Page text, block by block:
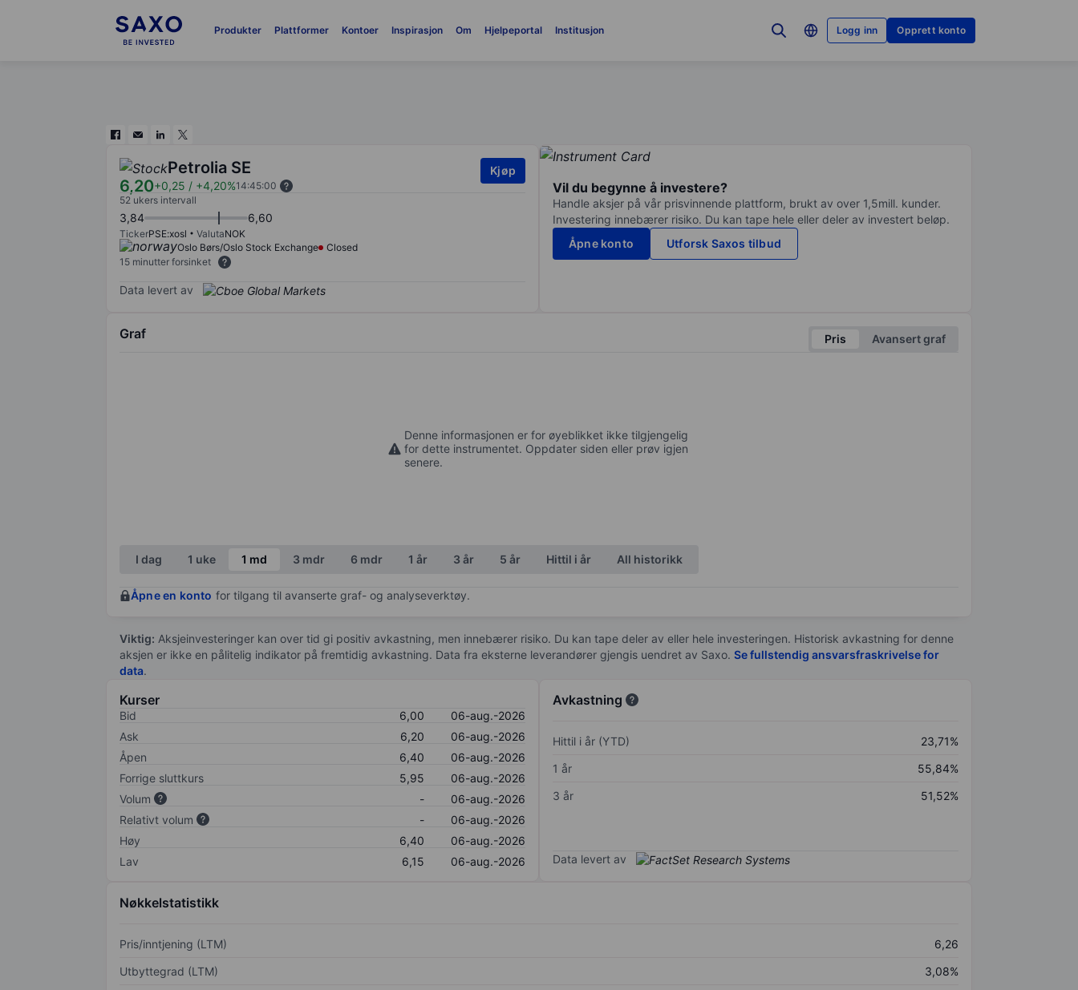
Produkter Plattformer Kontoer Inspirasjon Om Hjelpeportal Institusjon Logg inn Opprett konto
Petrolia SE
6,20+0,25 / +4,20%14:45:00
Kjøp
52 ukers intervall
3,84 6,60
TickerPSE:xosl ValutaNOK
Oslo Børs/Oslo Stock Exchange
Closed
15 minutter forsinket
Data levert av
Vil du begynne å investere?
Handle aksjer på vår prisvinnende plattform, brukt av over 1,5mill. kunder.
Investering innebærer risiko. Du kan tape hele eller deler av investert beløp.
Åpne konto
Utforsk Saxos tilbud
Graf Pris Avansert graf
Denne informasjonen er for øyeblikket ikke tilgjengelig
for dette instrumentet. Oppdater siden eller prøv igjen
senere.
I dag 1 uke 1 md 3 mdr 6 mdr 1 år 3 år 5 år Hittil i år All historikk
Åpne en konto for tilgang til avanserte graf- og analyseverktøy.
Viktig: Aksjeinvesteringer kan over tid gi positiv avkastning, men innebærer risiko. Du kan tape deler av eller hele investeringen. Historisk avkastning for denne
aksjen er ikke en pålitelig indikator på fremtidig avkastning. Data fra eksterne leverandører gjengis uendret av Saxo. Se fullstendig ansvarsfraskrivelse for
data.
Kurser
Bid 6,00
06-aug.-2026
Ask
6,20
06-aug.-2026
Åpen
6,40
06-aug.-2026
Forrige sluttkurs
5,95
06-aug.-2026
Volum
-
06-aug.-2026
Relativt volum
-
06-aug.-2026
Høy
6,40
06-aug.-2026
Lav
6,15 06-aug.-2026
Avkastning
Hittil i år (YTD)
23,71%
1 år
55,84%
3 år
51,52%
Data levert av
Nøkkelstatistikk
Pris/inntjening (LTM)
6,26
Utbyttegrad (LTM)
3,08%